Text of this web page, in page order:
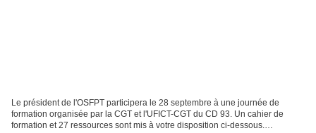
Le président de l'OSFPT participera le 28 septembre à une journée de
formation organisée par la CGT et l'UFICT-CGT du CD 93. Un cahier de
formation et 27 ressources sont mis à votre disposition ci-dessous.